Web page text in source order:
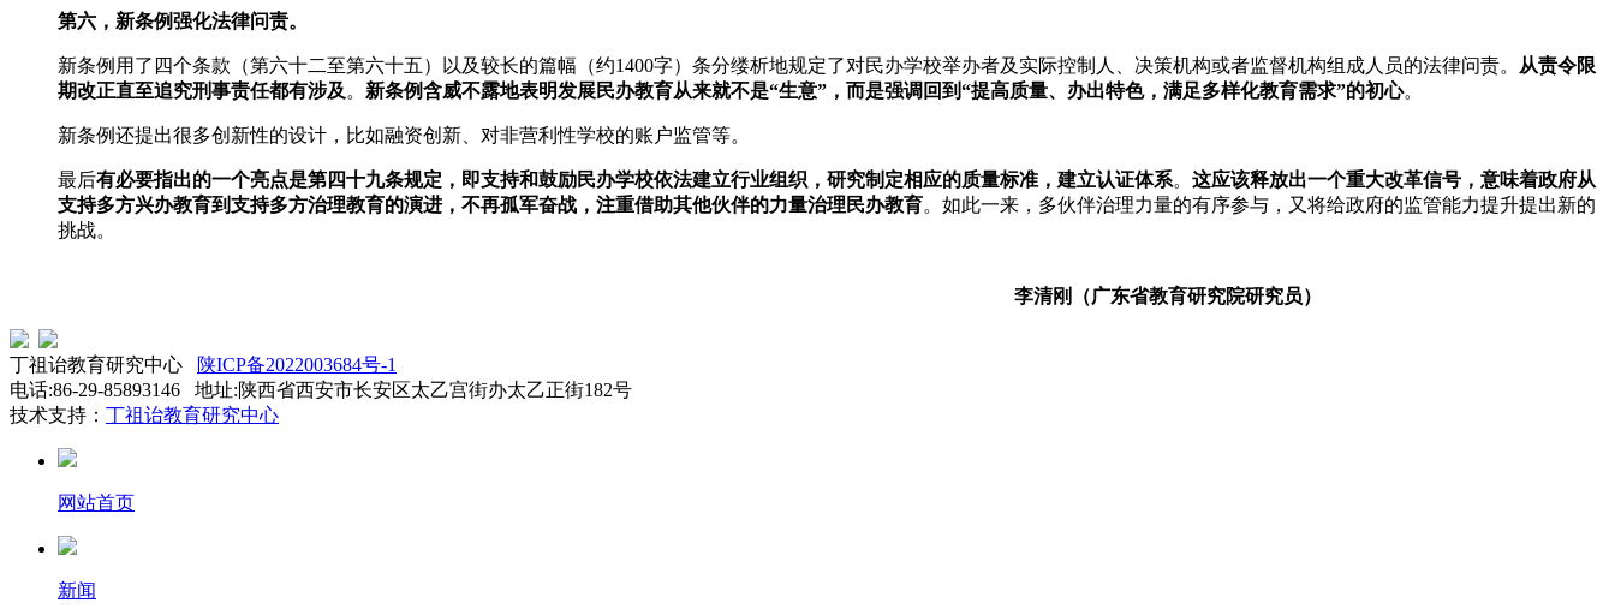
第六，新条例强化法律问责。
新条例用了四个条款（第六十二至第六十五）以及较长的篇幅（约1400字）条分缕析地规定了对民办学校举办者及实际控制人、决策机构或者监督机构组成人员的法律问责。
从责令限
期改正直至追究刑事责任都有涉及 。 新条例含威不露地表明发展民办教育从来就不是“生意”，而是强调回到“提高质量、办出特色，满足多样化教育需求”的初心。
新条例还提出很多创新性的设计，比如融资创新、对非营利性学校的账户监管等。
最后有必要指出的一个亮点是第四十九条规定，即支持和鼓励民办学校依法建立行业组织，研究制定相应的质量标准，建立认证体系。 这应该释放出一个重大改革信号，意味着政府从
支持多方兴办教育到支持多方治理教育的演进，不再孤军奋战，注重借助其他伙伴的力量治理民办教育。如此一来，多伙伴治理力量的有序参与，又将给政府的监管能力提升提出新的
挑战。
李清刚（广东省教育研究院研究员）
丁祖诒教育研究中心
陕ICP备2022003684号-1
电话:86-29-85893146 地址:陕西省西安市长安区太乙宫街办太乙正街182号
技术支持： 丁祖诒教育研究中心
网站首页
新闻